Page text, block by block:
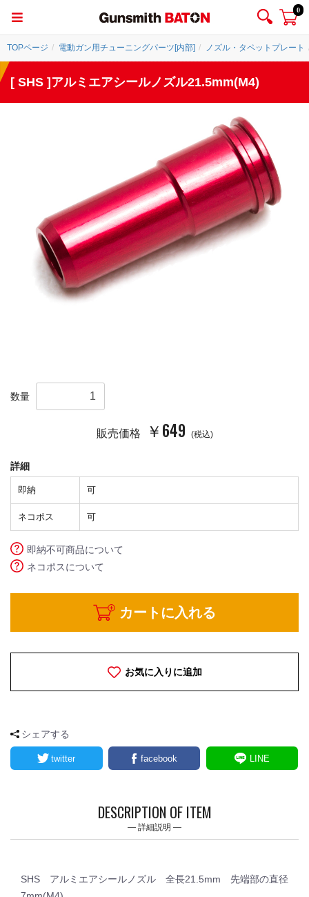
0
TOPページ 電動ガン用チューニングパーツ[内部] ノズル・タペットプレート
[ SHS ]アルミエアシールノズル21.5mm(M4)
数量
販売価格 ￥649 (税込)
詳細
即納 可
ネコポス 可
即納不可商品について
ネコポスについて
カートに入れる
お気に入りに追加
シェアする
twitter facebook LINE
DESCRIPTION OF ITEM
詳細説明
SHS アルミエアシールノズル 全長21.5mm 先端部の直径